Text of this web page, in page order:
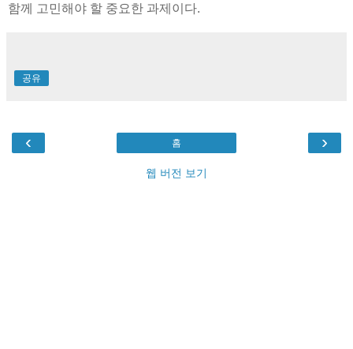
함께 고민해야 할 중요한 과제이다.
공유
‹ ›
홈
웹 버전 보기